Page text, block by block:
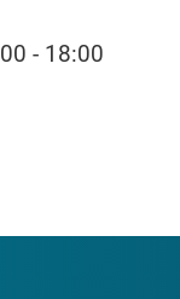
- 18:00